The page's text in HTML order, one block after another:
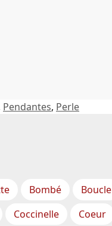
Pendantes, Perle
Bombé Boucle
Coccinelle Coeur